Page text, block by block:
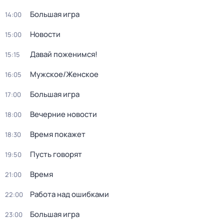
14:00 Большая игра
15:00 Новости
15:15 Давай поженимся!
16:05 Мужское/Женское
17:00 Большая игра
18:00 Вечерние новости
18:30 Время покажет
19:50 Пусть говорят
21:00 Время
22:00 Работа над ошибками
23:00 Большая игра